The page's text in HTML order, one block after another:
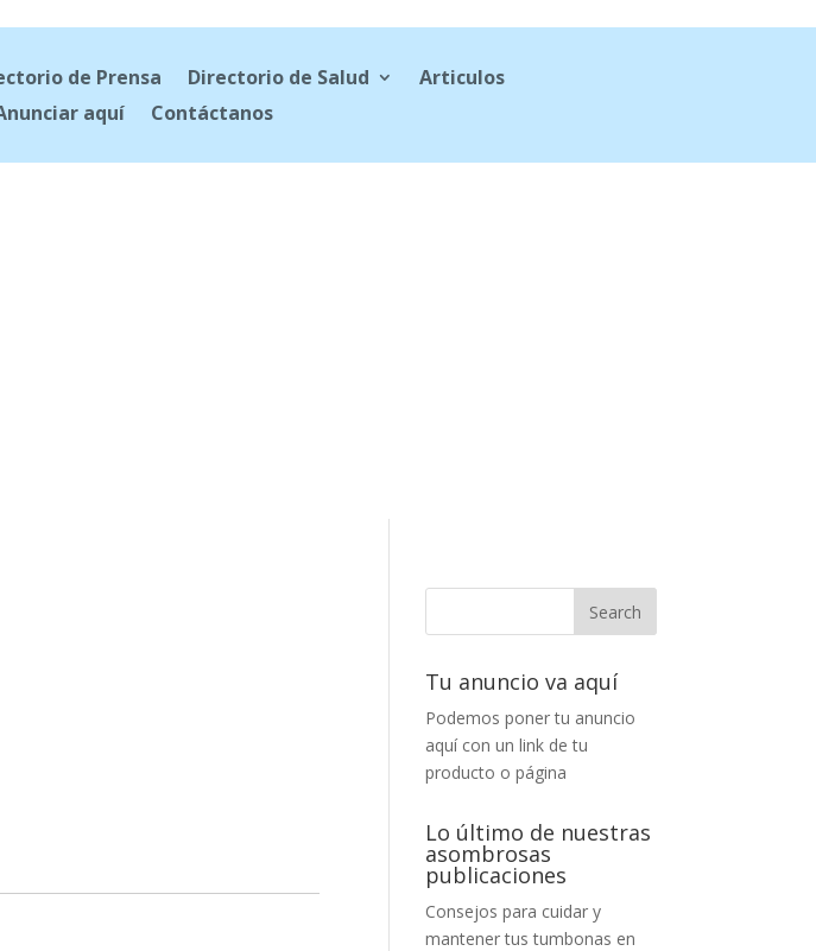
de Prensa Directorio de Salud
Articulos
aquí Contáctanos
Tu anuncio va aquí
Podemos poner tu anuncio
aquí con un link de tu
producto o página
Lo último de nuestras
asombrosas
publicaciones
Consejos para cuidar y
mantener tus tumbonas en